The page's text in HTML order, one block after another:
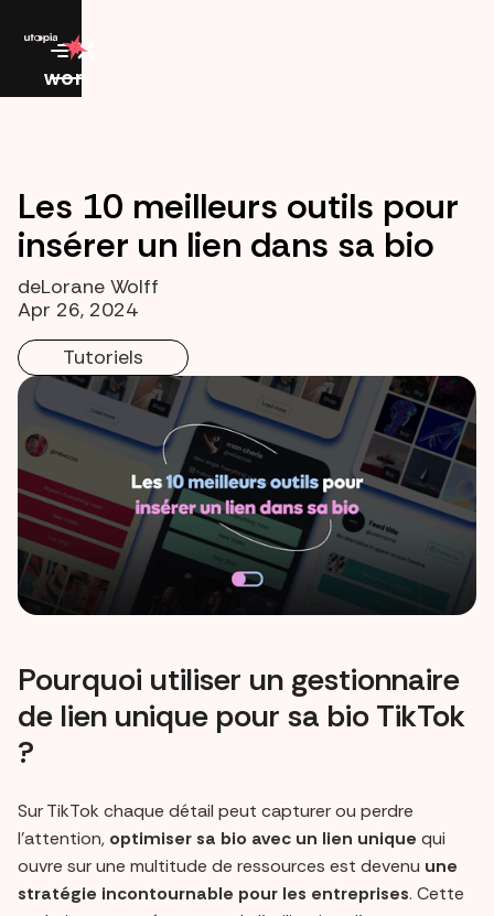
work
Les 10 meilleurs outils pour
insérer un lien dans sa bio
deLorane Wolff
Apr 26, 2024
Tutoriels
Pourquoi utiliser un gestionnaire
de lien unique pour sa bio TikTok
?
Sur TikTok chaque détail peut capturer ou perdre
l'attention, optimiser sa bio avec un lien unique qui
ouvre sur une multitude de ressources est devenu une
stratégie incontournable pour les entreprises. Cette